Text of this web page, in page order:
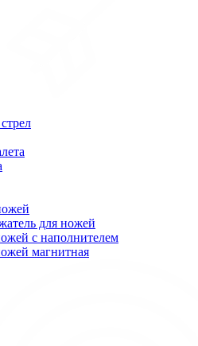
для ножей
с наполнителем
магнитная